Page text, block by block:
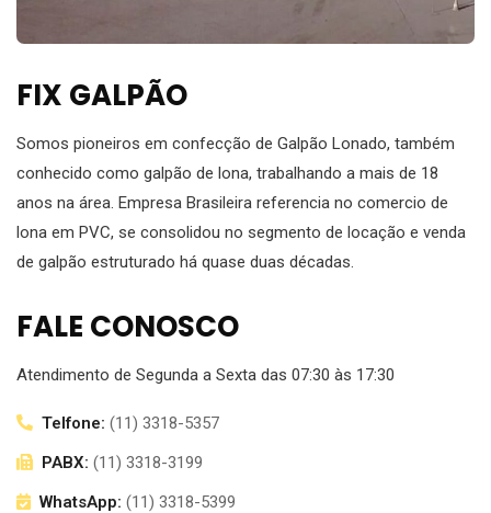
FIX GALPÃO
Somos pioneiros em confecção de Galpão Lonado, também
conhecido como galpão de lona, trabalhando a mais de 18
anos na área. Empresa Brasileira referencia no comercio de
lona em PVC, se consolidou no segmento de locação e venda
de galpão estruturado há quase duas décadas.
FALE CONOSCO
Atendimento de Segunda a Sexta das 07:30 às 17:30
Telfone: (11) 3318-5357
PABX: (11) 3318-3199
WhatsApp: (11) 3318-5399